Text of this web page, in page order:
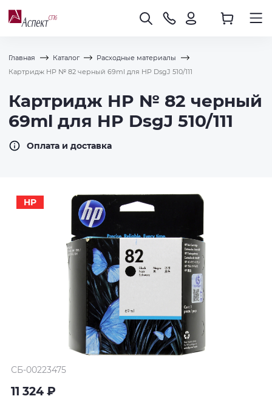
Главная Каталог
Расходные материалы
Картридж HP № 82 черный 69ml для HP DsgJ 510/111
Картридж HP № 82 черный
69ml для HP DsgJ 510/111
Оплата и доставка
HP
СБ-00223475
11 324 ₽